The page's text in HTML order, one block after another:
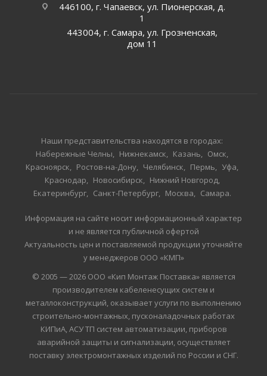
446100, г. Чапаевск, ул. Пионерская, д.
1
443004, г. Самара, ул. Грозненская,
дом 11
Наши представительства находятся в городах:
Набережные Челны
Нижнекамск Казань
Омск
Красноярск
Ростов-на-Дону Челябинск Пермь
Уфа
Краснодар
Новосибирск
Нижний Новгород
Екатеринбург
Санкт-Петербург Москва Самара
Информация на сайте носит информационный характер
и не является публичной офертой
Актуальность цен и поставляемой продукции уточняйте
у менеджеров ООО «КМП»
© 2005 — 2026 ООО «Кип Монтаж Поставка» является
производителем кабеленесущих систем и
металлоконструкций, оказывает услуги по выполнению
строительно-монтажных, пусконаладочных работах
КИПиА, АСУ ТП систем автоматизации, приборов
аварийной защиты и сигнализации, осуществляет
поставку электромонтажных изделий по России и СНГ.